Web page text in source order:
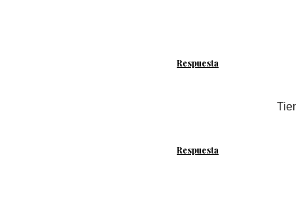
Respuesta
Respuesta